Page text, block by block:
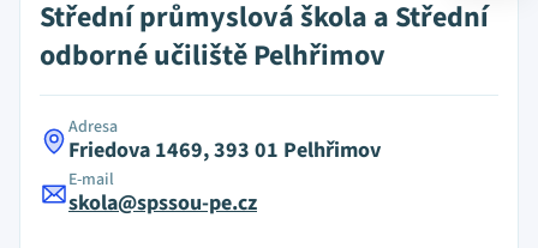
Střední průmyslová škola a Střední
odborné učiliště Pelhřimov
Adresa
Friedova 1469, 393 01 Pelhřimov
E-mail
skola@spssou-pe.cz